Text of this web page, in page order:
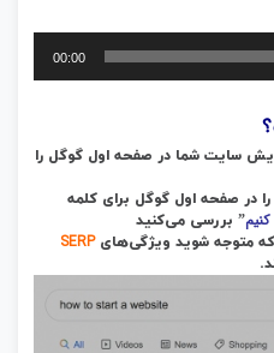
00:00
سایت شما در صفحه اول گوگل را
در صفحه اول گوگل برای کلمه
” بررسی می‌کنید
که متوجه شوید ویژگی‌هایSERP